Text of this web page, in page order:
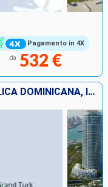
Pagamento in 4X
da 532 €
STATI UNITI, BAHAMAS, REPUBBLICA DOMINICANA, ISOLE TURKS E CAICOS